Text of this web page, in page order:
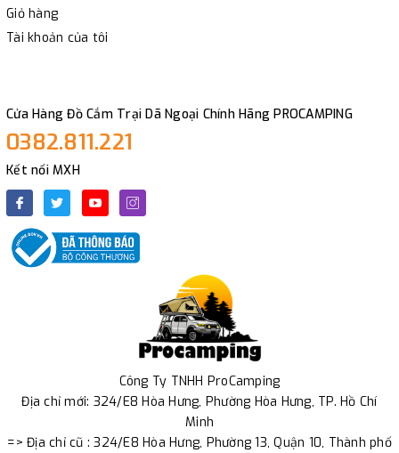
Giỏ hàng
Tài khoản của tôi
Cửa Hàng Đồ Cắm Trại Dã Ngoại Chính Hãng PROCAMPING
0382.811.221
Kết nối MXH
Công Ty TNHH ProCamping
Địa chỉ mới: 324/E8 Hòa Hưng, Phường Hòa Hưng, TP. Hồ Chí
Minh
=> Địa chỉ cũ : 324/E8 Hòa Hưng, Phường 13, Quận 10, Thành phố